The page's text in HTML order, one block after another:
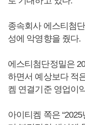
종속회사 에스티첨
성에 악영향을 줬다.
에스티첨단정밀은
하면서 예상보다 적
켐 연결기준 영업이
아이티켐 쪽은